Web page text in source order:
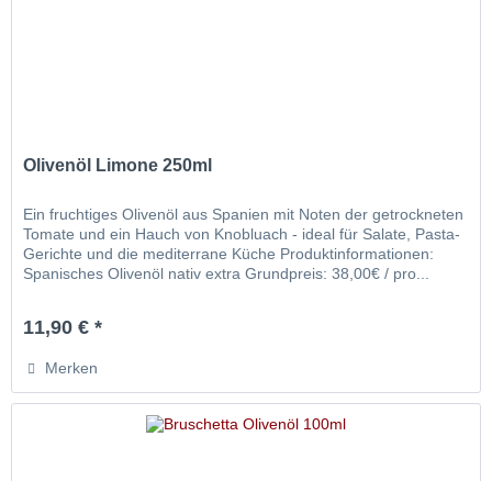
Olivenöl Limone 250ml
Ein fruchtiges Olivenöl aus Spanien mit Noten der getrockneten
Tomate und ein Hauch von Knobluach - ideal für Salate, Pasta-
Gerichte und die mediterrane Küche Produktinformationen:
Spanisches Olivenöl nativ extra Grundpreis: 38,00€ / pro...
11,90 € *
Merken